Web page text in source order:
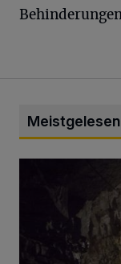
Meistgelesen